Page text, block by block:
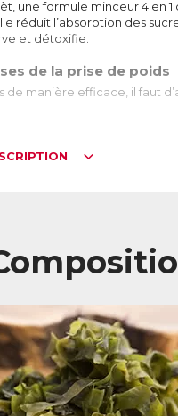
une formule minceur 4 en
réduit l’absorption des
et détoxifie.
de la prise de poids
manière efficace, il faut
trouve moins de glucose,
produire de l’énergie.
par l’alimentation sont
rapidement stockées dans le
graisses au moment de la